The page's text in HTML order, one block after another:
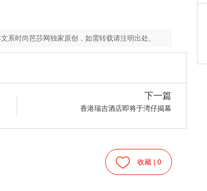
系时尚芭莎网独家原创，如需转载请注明出处。
下一篇
香港瑞吉酒店即将于湾仔揭幕
收藏 | 0